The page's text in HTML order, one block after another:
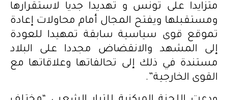
متزايدا على تونس و تهديدا جديا لاستقرارها
ومستقبلها ويفتح المجال أمام محاولات إعادة
تموقع قوى سياسية سابقة تمهيدا للعودة
إلى المشهد والانقضاض مجددا على البلاد
مستندة في ذلك إلى تحالفاتها وعلاقاتها مع
القوى الخارجية”.